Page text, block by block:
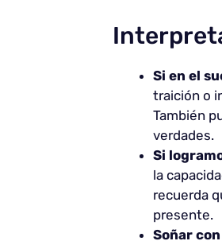
Si en el
traición o
También
verdades.
Si
la
recuerda
presente.
Soñar